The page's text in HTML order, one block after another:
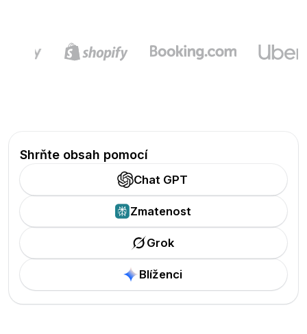
Shrňte obsah pomocí
Chat GPT
Zmatenost
Grok
Blíženci